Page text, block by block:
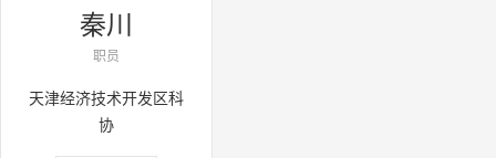
秦川
职员
天津经济技术开发区科
协